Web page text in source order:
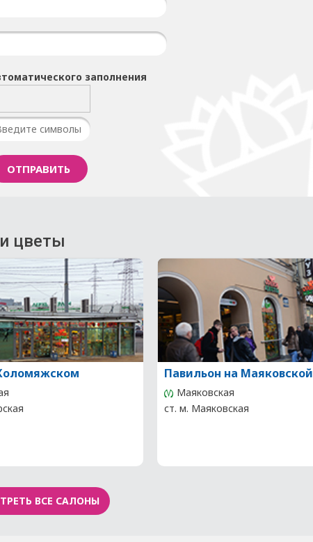
заполнения
цветы
Павильон на Маяковской
Маяковская
ст. м. Маяковская
ВСЕ САЛОНЫ